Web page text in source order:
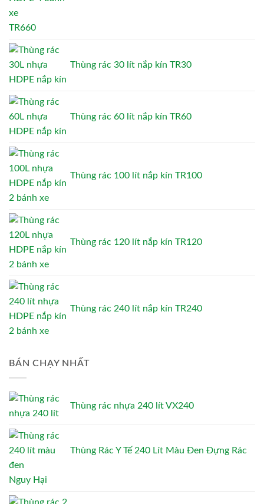
TR660
Thùng rác 30 lít nắp kín TR30
Thùng rác 60 lít nắp kín TR60
Thùng rác 100 lít nắp kín TR100
Thùng rác 120 lít nắp kín TR120
Thùng rác 240 lít nắp kín TR240
BÁN CHẠY NHẤT
Thùng rác nhựa 240 lít VX240
Thùng Rác Y Tế 240 Lít Màu Đen Đựng Rác
Nguy Hại